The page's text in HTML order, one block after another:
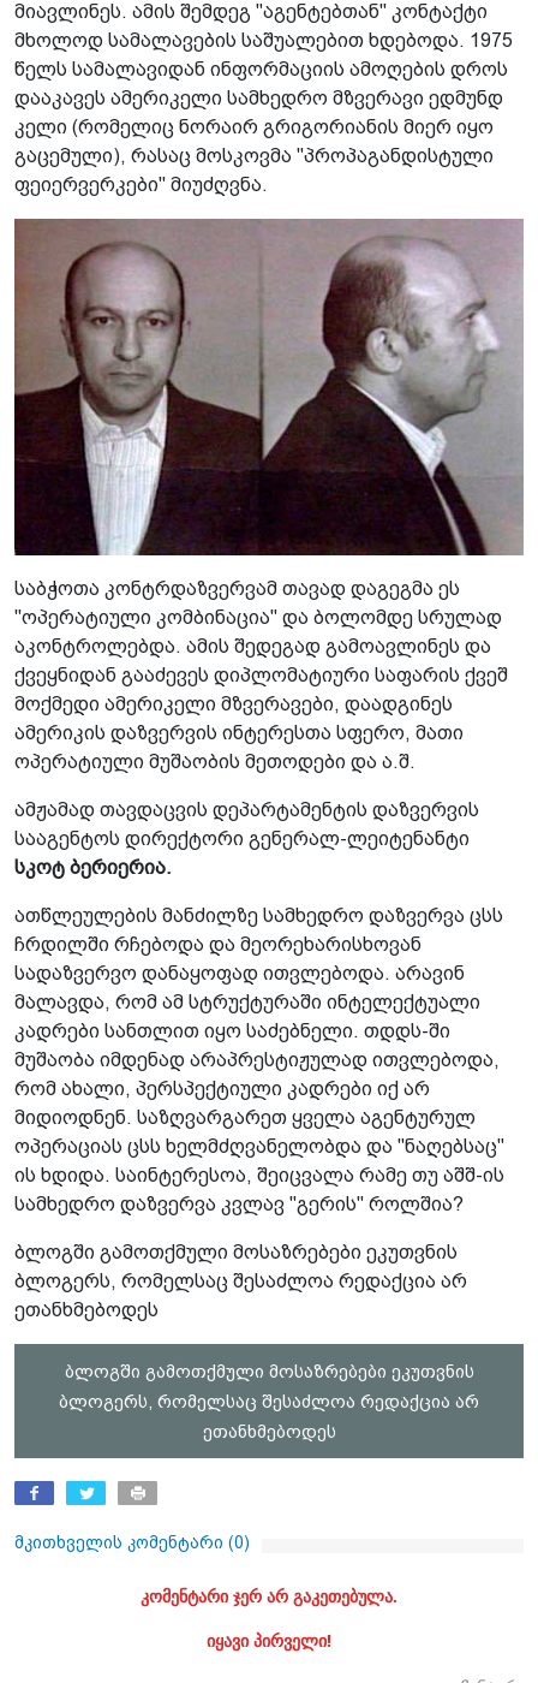
მიავლინეს. ამის შემდეგ "აგენტებთან" კონტაქტი
მხოლოდ სამალავების საშუალებით ხდებოდა. 1975
წელს სამალავიდან ინფორმაციის ამოღების დროს
დააკავეს ამერიკელი სამხედრო მზვერავი ედმუნდ
კელი (რომელიც ნორაირ გრიგორიანის მიერ იყო
გაცემული), რასაც მოსკოვმა "პროპაგანდისტული
ფეიერვერკები" მიუძღვნა.
საბჭოთა კონტრდაზვერვამ თავად დაგეგმა ეს
"ოპერატიული კომბინაცია" და ბოლომდე სრულად
აკონტროლებდა. ამის შედეგად გამოავლინეს და
ქვეყნიდან გააძევეს დიპლომატიური საფარის ქვეშ
მოქმედი ამერიკელი მზვერავები, დაადგინეს
ამერიკის დაზვერვის ინტერესთა სფერო, მათი
ოპერატიული მუშაობის მეთოდები და ა.შ.
ამჟამად თავდაცვის დეპარტამენტის დაზვერვის
სააგენტოს დირექტორი გენერალ-ლეიტენანტი
სკოტ ბერიერია.
ათწლეულების მანძილზე სამხედრო დაზვერვა ცსს
ჩრდილში რჩებოდა და მეორეხარისხოვან
სადაზვერვო დანაყოფად ითვლებოდა. არავინ
მალავდა, რომ ამ სტრუქტურაში ინტელექტუალი
კადრები სანთლით იყო საძებნელი. თდდს-ში
მუშაობა იმდენად არაპრესტიჟულად ითვლებოდა,
რომ ახალი, პერსპექტიული კადრები იქ არ
მიდიოდნენ. საზღვარგარეთ ყველა აგენტურულ
ოპერაციას ცსს ხელმძღვანელობდა და "ნაღებსაც"
ის ხდიდა. საინტერესოა, შეიცვალა რამე თუ აშშ-ის
სამხედრო დაზვერვა კვლავ "გერის" როლშია?
ბლოგში გამოთქმული მოსაზრებები ეკუთვნის
ბლოგერს, რომელსაც შესაძლოა რედაქცია არ
ეთანხმებოდეს
ბლოგში გამოთქმული მოსაზრებები ეკუთვნის
ბლოგერს, რომელსაც შესაძლოა რედაქცია არ
ეთანხმებოდეს
მკითხველის კომენტარი (0)
კომენტარი ჯერ არ გაკეთებულა.
იყავი პირველი!